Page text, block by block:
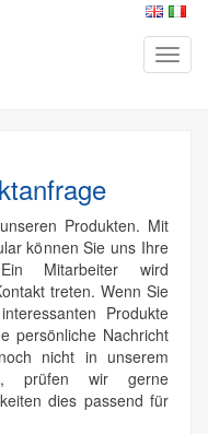
Produkten. Mit
können Sie uns Ihre
Mitarbeiter wird
treten. Wenn Sie
Produkte
persönliche Nachricht
nicht in unserem
prüfen wir gerne
dies passend für